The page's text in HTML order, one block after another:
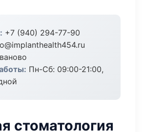
+7 (940) 294-77-90
Пн-Сб: 09:00-21:00,
стоматология